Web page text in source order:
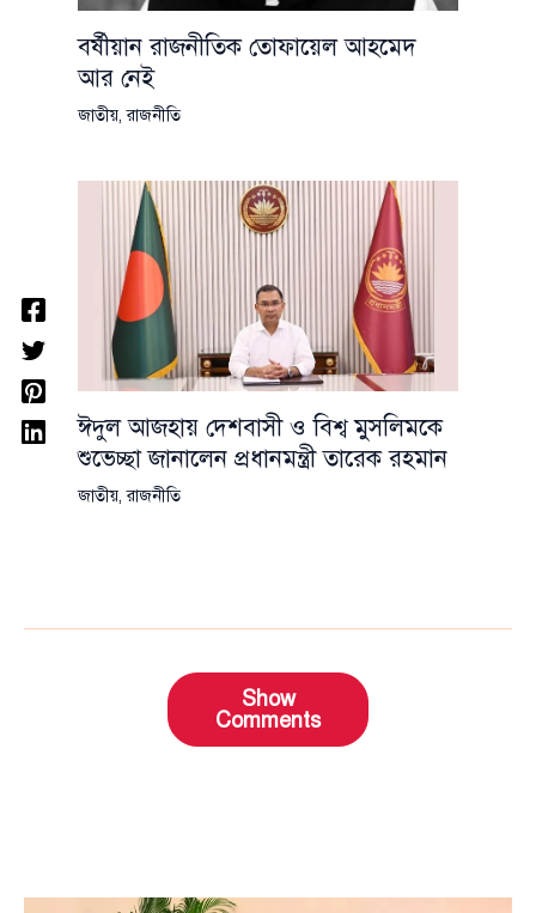
বর্ষীয়ান রাজনীতিক তোফায়েল আহমেদ
আর নেই
জাতীয়,রাজনীতি
ঈদুল আজহায় দেশবাসী ও বিশ্ব মুসলিমকে
শুভেচ্ছা জানালেন প্রধানমন্ত্রী তারেক রহমান
জাতীয়,রাজনীতি
Show
Comments